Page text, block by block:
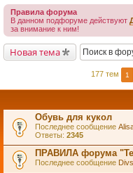
Правила форума
В данном подфоруме действуют
за внимание к ним!
Новая тема
177 тем 1
Обувь для кукол
Последнее сообщение
Ответы: 2345
ПРАВИЛА форума
Последнее сообщение